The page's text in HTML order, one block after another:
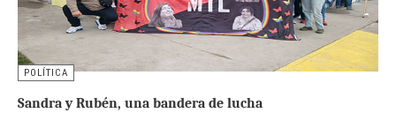
POLÍTICA
Sandra y Rubén, una bandera de lucha